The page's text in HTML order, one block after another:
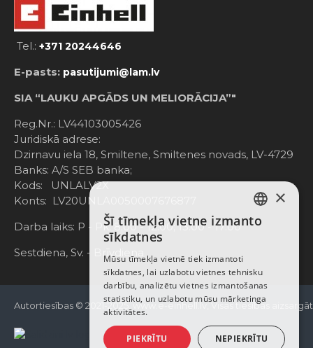
Tel.: +371 20244646
E-pasts: pasutijumi@lam.lv
SIA “LAUKU APGĀDS UN MELIORĀCIJA”"
Reg.Nr.: LV44103005426
Juridiskā adrese:
Dzirnavu iela 18, Smiltene, Smiltenes novads, LV-4729
Banks: A/S SEB banka;
Kods: UNLALV2X
Konts: LV20UNLA0050007676877
Darba laiks: P - Pk. 8:00 - 12:00; 13:00 - 17:00
Sestdiena, Sv. - Brīvdiena
Autortiesības © 2021-2025, www.e-einhell.lv, Visas tiesības
LATVIAN
ENGLISH
×
Šī tīmekļa vietne izmanto
sīkdatnes
Mūsu tīmekļa vietnē tiek izmantoti
sīkdatnes, lai uzlabotu vietnes tehnisku
darbību, analizētu vietnes izmantošanas
statistiku, un uzlabotu mūsu mārketinga
aktivitātes.
PIEKRĪTU NEPIEKRĪTU